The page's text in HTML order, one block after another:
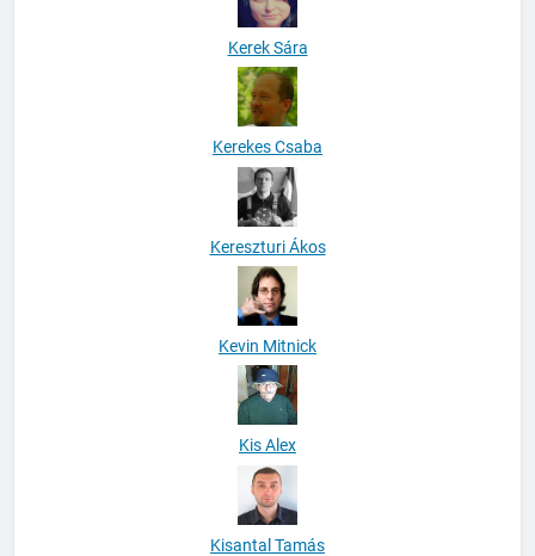
Kerek Sára
Kerekes Csaba
Kereszturi Ákos
Kevin Mitnick
Kis Alex
Kisantal Tamás